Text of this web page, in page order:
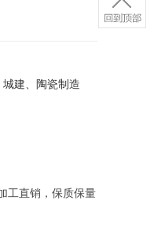
建、陶瓷制造
工直销，保质保量